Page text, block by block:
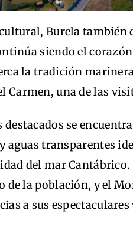
Burela también
siendo el
la tradición
Carmen, una de las
se
aguas transparentes
del mar Cantábrico.
la población, y el
a sus